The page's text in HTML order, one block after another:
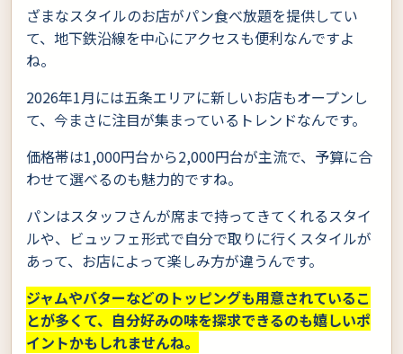
ざまなスタイルのお店がパン食べ放題を提供してい
て、地下鉄沿線を中心にアクセスも便利なんですよ
ね。
2026年1月には五条エリアに新しいお店もオープンし
て、今まさに注目が集まっているトレンドなんです。
価格帯は1,000円台から2,000円台が主流で、予算に合
わせて選べるのも魅力的ですね。
パンはスタッフさんが席まで持ってきてくれるスタイ
ルや、ビュッフェ形式で自分で取りに行くスタイルが
あって、お店によって楽しみ方が違うんです。
ジャムやバターなどのトッピングも用意されているこ
とが多くて、自分好みの味を探求できるのも嬉しいポ
イントかもしれませんね。